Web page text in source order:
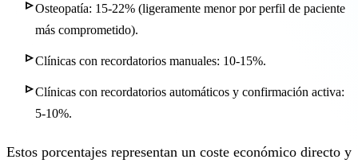
Osteopatía: 15-22% (ligeramente menor por perfil de paciente
más comprometido).
Clínicas con recordatorios manuales: 10-15%.
Clínicas con recordatorios automáticos y confirmación activa:
5-10%.
Estos porcentajes representan un coste económico directo y